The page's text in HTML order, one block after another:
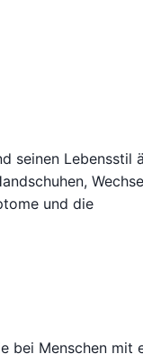
seinen Lebensstil
und die
bei Menschen mit